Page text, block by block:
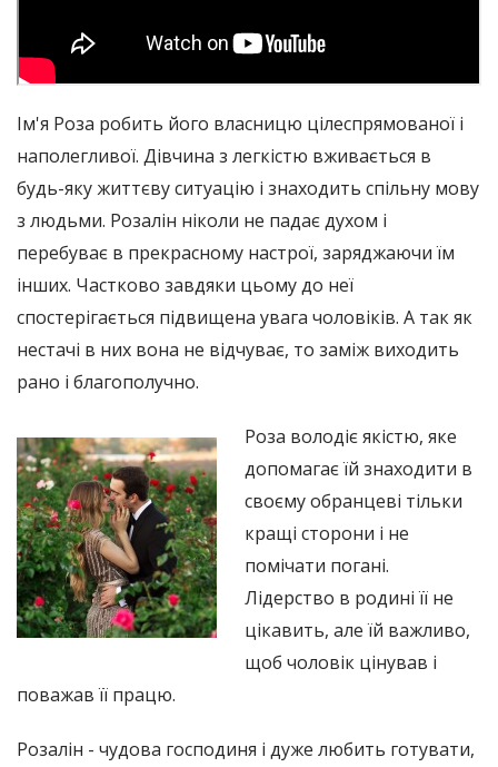
Ім'я Роза робить його власницю цілеспрямованої і
наполегливої. Дівчина з легкістю вживається в
будь-яку життєву ситуацію і знаходить спільну мову
з людьми. Розалін ніколи не падає духом і
перебуває в прекрасному настрої, заряджаючи їм
інших. Частково завдяки цьому до неї
спостерігається підвищена увага чоловіків. А так як
нестачі в них вона не відчуває, то заміж виходить
рано і благополучно.
Роза володіє якістю, яке
допомагає їй знаходити в
своєму обранцеві тільки
кращі сторони і не
помічати погані.
Лідерство в родині її не
цікавить, але їй важливо,
щоб чоловік цінував і
поважав її працю.
Розалін - чудова господиня і дуже любить готувати,